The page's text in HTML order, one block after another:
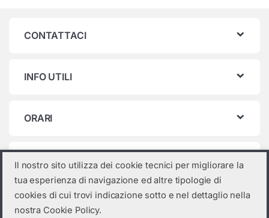
CONTATTACI
INFO UTILI
ORARI
Categorie prodotto
Seleziona una categoria
Il nostro sito utilizza dei cookie tecnici per migliorare la
tua esperienza di navigazione ed altre tipologie di
cookies di cui trovi indicazione sotto e nel dettaglio nella
nostra Cookie Policy.